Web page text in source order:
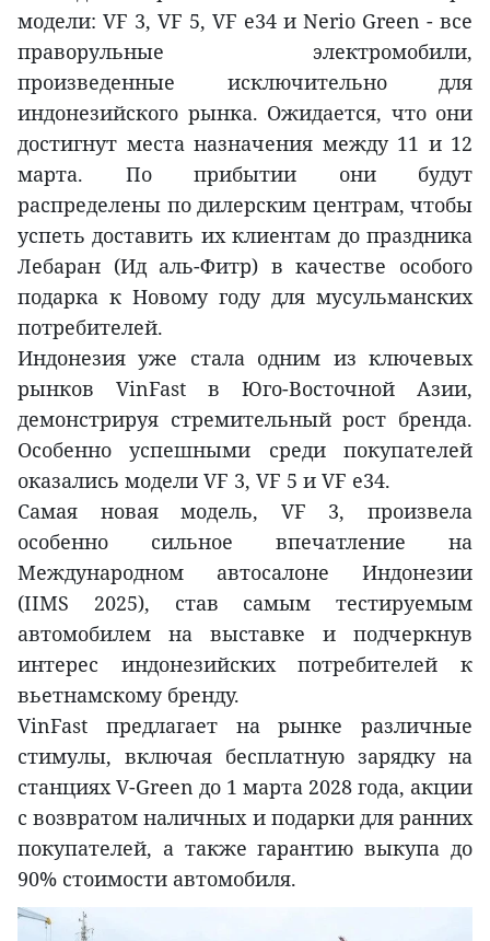
модели: VF 3, VF 5, VF e34 и Nerio Green - все
праворульные электромобили,
произведенные исключительно для
индонезийского рынка. Ожидается, что они
достигнут места назначения между 11 и 12
марта. По прибытии они будут
распределены по дилерским центрам, чтобы
успеть доставить их клиентам до праздника
Лебаран (Ид аль-Фитр) в качестве особого
подарка к Новому году для мусульманских
потребителей.
Индонезия уже стала одним из ключевых
рынков VinFast в Юго-Восточной Азии,
демонстрируя стремительный рост бренда.
Особенно успешными среди покупателей
оказались модели VF 3, VF 5 и VF e34.
Самая новая модель, VF 3, произвела
особенно сильное впечатление на
Международном автосалоне Индонезии
(IIMS 2025), став самым тестируемым
автомобилем на выставке и подчеркнув
интерес индонезийских потребителей к
вьетнамскому бренду.
VinFast предлагает на рынке различные
стимулы, включая бесплатную зарядку на
станциях V-Green до 1 марта 2028 года, акции
с возвратом наличных и подарки для ранних
покупателей, а также гарантию выкупа до
90% стоимости автомобиля.